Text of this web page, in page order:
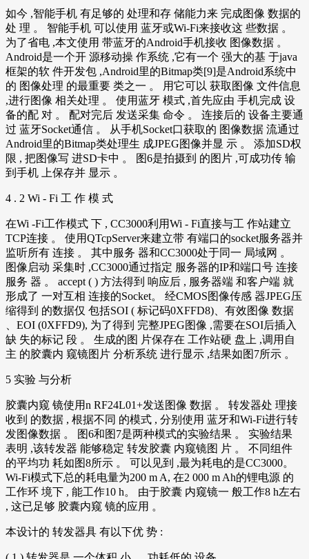
如今 ,智能手机 有足够的 处理和存 储能力来 完成图像 数据的
处 理 。 智能手机 可以使用 蓝牙或Wi-Fi来接收这 些数据 。
为了省电 ,本文使用 带蓝牙的Android手机接收 图像数据 。
Android是一个开 源移动操 作系统 ,它有一个 强大的基 于java
框架的软 件开发包 ,Android里的Bitmap类[9]是Android系统中
的 图像处理 的最重要 类之一 。 用它可以 获取图像 文件信息
,进行图像 相关处理 。 使用蓝牙 模式 ,首先应由 手机完成 设
备的配 对 。 配对完后 发送采集 命令 。 连接后的 设备主要通
过 蓝牙Socket通信 。 从手机Socket口获取的 图像数据 流通过
Android里的Bitmap类处理生 成JPEG图像并显 示 。 添加SD权
限 , 把图像写 进SD卡中 。 图6是拍摄到 的图片 ,可成功传 输
到手机 上保存并 显示 。
4 . 2 Wi - Fi 工 作 模 式
在Wi -Fi工作模式 下 , CC3000利用Wi - Fi直接与工 作站建立
TCP连接 。 使用QTcpServer来建立带 有端口的socket服务器并
监听所有 连接 。 其中服务 器和CC3000处于同一 局域网 。
图像启动 采集时 ,CC3000通过指定 服务器的IP和端口号 连接
服务 器 。 accept ( ) 方法得到 响应后 , 服务器端 和客户端 就
形成了 一对互相 连接的Socket。 经CMOS图像传感 器JPEG压
缩得到 的数据仅 包括SOI ( 标记码0XFFD8)、有效图像 数据
、EOI (0XFFD9), 为了得到 完整JPEG图像 ,需要在SOI后插入
缺 失的标记 段 。 生成的图 片保存在 工作站硬 盘上 ,调用自
主 的胶囊内 窥镜图片 分析系统 进行显示 ,结果如图7所示 。
5 实验 与分析
胶囊内窥 镜使用n RF24L01+发送图像 数据 。 转发器处 理接
收到 的数据 , 根据不同 的模式 , 分别使用 蓝牙和Wi-Fi进行转
发图像数据 。 图6和图7是两种模式的实验结果 。 实验结果
表明 ,该转发器 能够稳定 转发胶囊 内窥镜图 片 。 不同组件
的平均功 耗如图8所示 。 可以见到 ,最为耗电的是CC3000。
Wi-Fi模式下总的耗电量为200 m A, 在2 000 m Ah的锂电源 的
工作环 境下 , 能工作10 h。 由于胶囊 内窥镜一 般工作8 h左右
, 这已足够 胶囊内窥 镜的应用 。
本设计的 转发器具 有以下优 势 :